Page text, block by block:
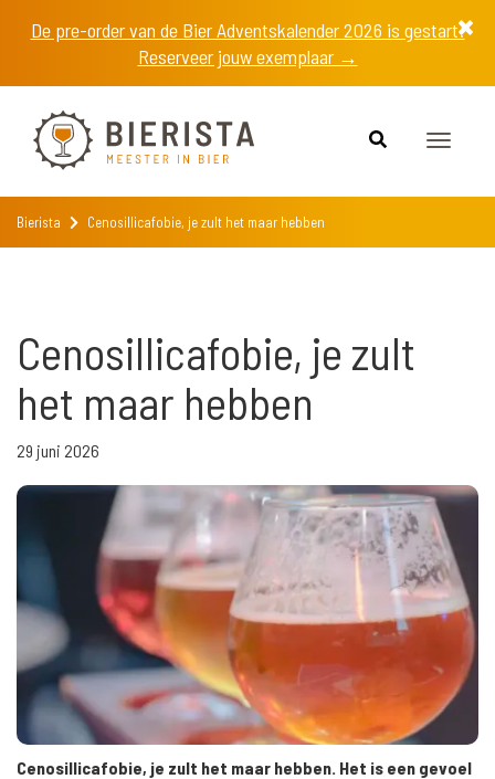
De pre-order van de Bier Adventskalender 2026 is gestart!
Reserveer jouw exemplaar →
Toggle
Bierista Cenosillicafobie, je zult het maar hebben
Cenosillicafobie, je zult
het maar hebben
29 juni 2026
Cenosillicafobie, je zult het maar hebben. Het is een gevoel